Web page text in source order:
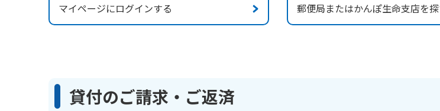
マイページにログインする 郵便局またはかんぽ生命支店を
貸付のご請求・ご返済